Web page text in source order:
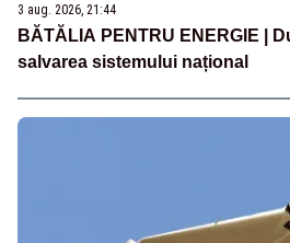
3 aug. 2026, 21:44
BĂTĂLIA PENTRU ENERGIE |
salvarea sistemului național